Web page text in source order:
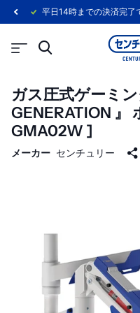
ガス圧式ゲーミ
GENERATION
GMA02W ]
メーカー センチュリー